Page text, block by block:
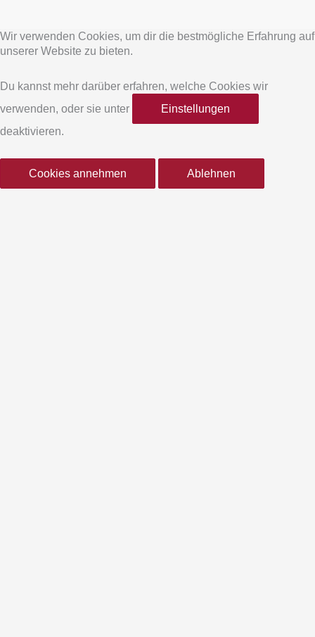
a
e
b
o
o
Wir verwenden Cookies, um dir die bestmögliche Erfahrung auf
unserer Website zu bieten.
Du kannst mehr darüber erfahren, welche Cookies wir
verwenden, oder sie unter
Einstellungen
deaktivieren.
Cookies annehmen Ablehnen